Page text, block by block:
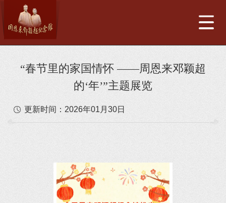
“春节里的家国情怀 ——周恩来邓颖超
的‘年’”主题展览
更新时间： 2026年01月30日